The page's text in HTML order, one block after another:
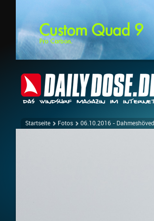
Startseite Fotos 06.10.2016 - Dahmeshöved